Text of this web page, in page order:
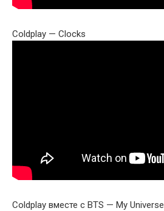
Coldplay — Clocks
Coldplay вместе с BTS — My Universe